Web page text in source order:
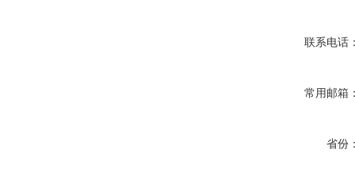
联系电话
常用邮箱
省份